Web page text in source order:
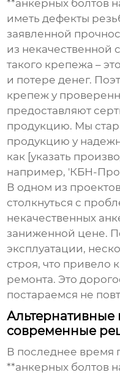
**анкерных болтов
иметь дефекты
заявленной
из некачественной
такого крепежа –
и потере денег.
крепеж у
предоставляют
продукцию. Мы
продукцию у
как [указать
например, 'КБН-
В одном из
столкнуться с
некачественных
заниженной цене.
эксплуатации,
строя, что привело
ремонта. Это
постараемся не
Альтернативные
современные
В последнее время
**анкерных болтов